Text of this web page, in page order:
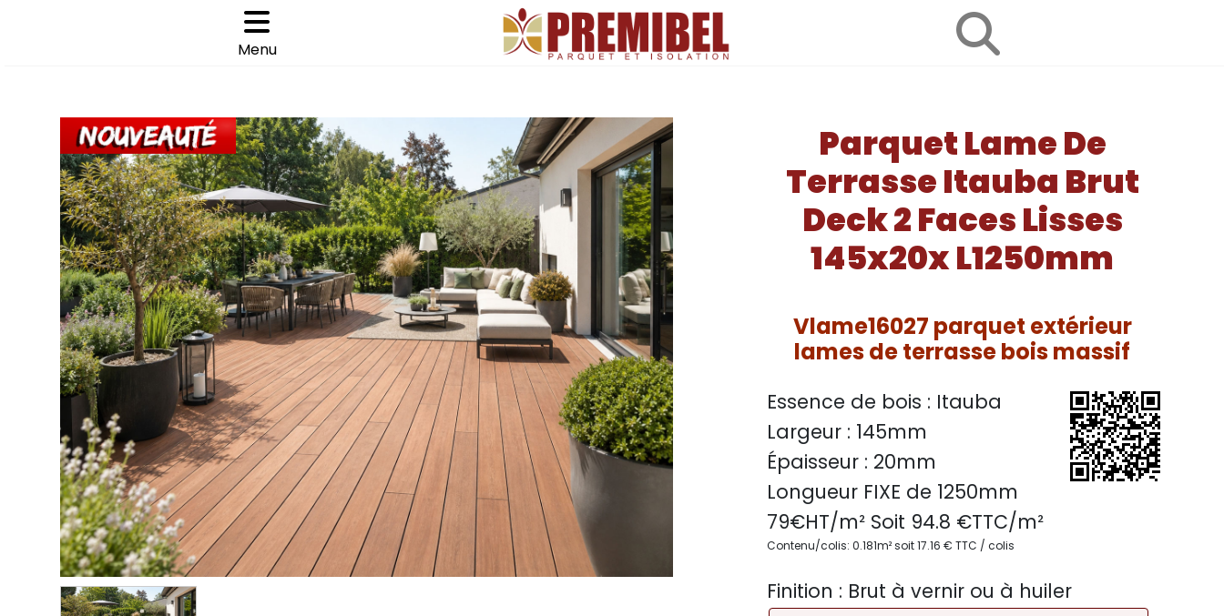
Choisir son parquet
Menu
PARQUET EXTÉRIEUR LAMES DE TERRASSE BOIS MASSIF VLAME16027 PARQUET EXTÉRIEUR LAMES DE TERRASSE BOIS MASSIF
Parquet Lame De
Terrasse Itauba Brut
Deck 2 Faces Lisses
145x20x L1250mm
Vlame16027 parquet extérieur
lames de terrasse bois massif
Essence de bois : Itauba
Largeur : 145mm
Épaisseur : 20mm
Longueur FIXE de 1250mm
79€HT/m² Soit 94.8 €TTC/m²
Contenu/colis: 0.181m² soit 17.16 € TTC / colis
Finition : Brut à vernir ou à huiler